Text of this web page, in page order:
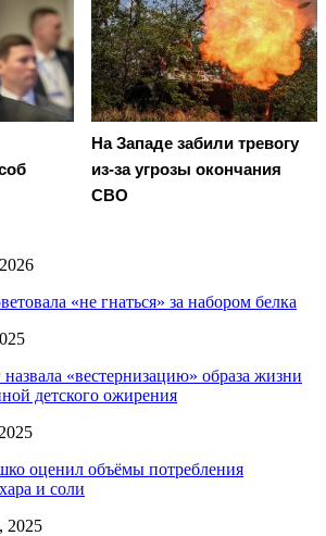
На Западе забили тревогу
из-за угрозы окончания
СВО
«не гнаться» за набором белка
«вестернизацию» образа жизни
детского ожирения
оценил объёмы потребления
и соли
2025